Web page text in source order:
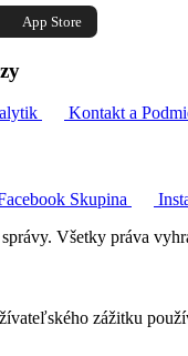
App Store
Kontakt a
Skupina
Všetky práva
zážitku